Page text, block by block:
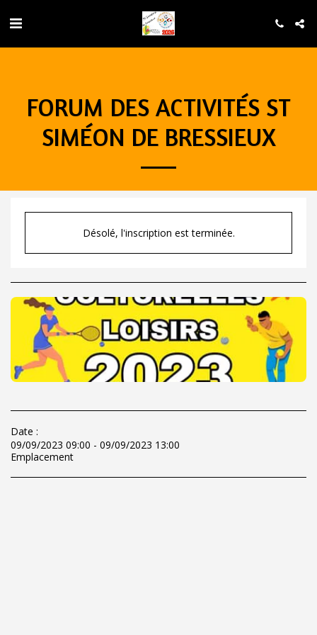
FORUM DES ACTIVITÉS ST
SIMÉON DE BRESSIEUX
Désolé, l'inscription est terminée.
Date :
09/09/2023 09:00 - 09/09/2023 13:00
Emplacement